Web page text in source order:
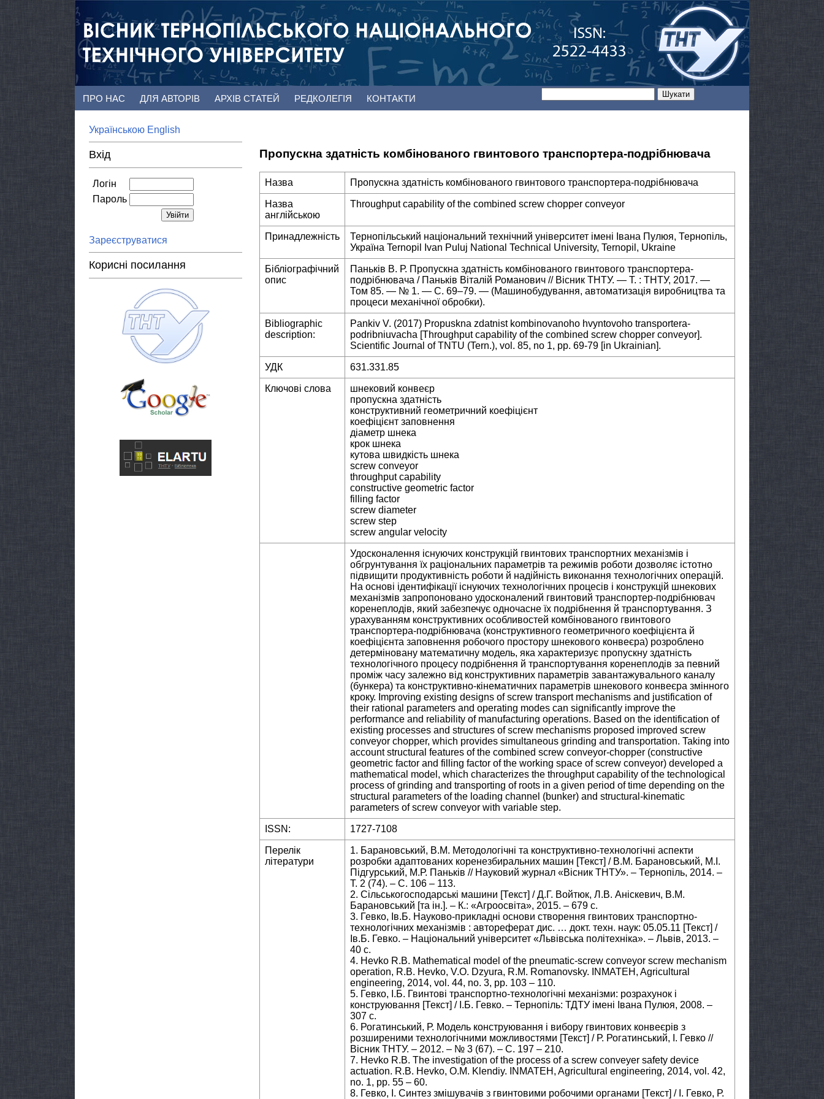
ПРО НАС ДЛЯ АВТОРІВ АРХІВ СТАТЕЙ РЕДКОЛЕГІЯ КОНТАКТИ
Українською English
Вхід
Логін
Пароль
Зареєструватися
Корисні посилання
Пропускна здатність комбінованого гвинтового транспортера-подрібнювача
Назва Пропускна здатність комбінованого гвинтового транспортера-подрібнювача
Назва
англійською
Throughput capability of the combined screw chopper conveyor
Принадлежність
Тернопільський національний технічний університет імені Івана Пулюя, Тернопіль,
Україна Ternopil Ivan Puluj National Technical University, Ternopil, Ukraine
Бібліографічний
опис
Паньків В. Р. Пропускна здатність комбінованого гвинтового транспортера-
подрібнювача / Паньків Віталій Романович // Вісник ТНТУ. — Т. : ТНТУ, 2017. —
Том 85. — № 1. — С. 69–79. — (Машинобудування, автоматизація виробництва та
процеси механічної обробки).
Bibliographic
description:
Pankiv V. (2017) Propuskna zdatnist kombinovanoho hvyntovoho transportera-
podribniuvacha [Throughput capability of the combined screw chopper conveyor].
Scientific Journal of TNTU (Tern.), vol. 85, no 1, pp. 69-79 [in Ukrainian].
УДК 631.331.85
Ключові слова
шнековий конвеєр
пропускна здатність
конструктивний геометричний коефіцієнт
коефіцієнт заповнення
діаметр шнека
крок шнека
кутова швидкість шнека
screw conveyor
throughput capability
constructive geometric factor
filling factor
screw diameter
screw step
screw angular velocity
Удосконалення існуючих конструкцій гвинтових транспортних механізмів і
обгрунтування їх раціональних параметрів та режимів роботи дозволяє істотно
підвищити продуктивність роботи й надійність виконання технологічних операцій.
На основі ідентифікації існуючих технологічних процесів і конструкцій шнекових
механізмів запропоновано удосконалений гвинтовий транспортер-подрібнювач
коренеплодів, який забезпечує одночасне їх подрібнення й транспортування. З
урахуванням конструктивних особливостей комбінованого гвинтового
транспортера-подрібнювача (конструктивного геометричного коефіцієнта й
коефіцієнта заповнення робочого простору шнекового конвеєра) розроблено
детерміновану математичну модель, яка характеризує пропускну здатність
технологічного процесу подрібнення й транспортування коренеплодів за певний
проміж часу залежно від конструктивних параметрів завантажувального каналу
(бункера) та конструктивно-кінематичних параметрів шнекового конвеєра змінного
кроку. Improving existing designs of screw transport mechanisms and justification of
their rational parameters and operating modes can significantly improve the
performance and reliability of manufacturing operations. Based on the identification of
existing processes and structures of screw mechanisms proposed improved screw
conveyor chopper, which provides simultaneous grinding and transportation. Taking into
account structural features of the combined screw conveyor-chopper (constructive
geometric factor and filling factor of the working space of screw conveyor) developed a
mathematical model, which characterizes the throughput capability of the technological
process of grinding and transporting of roots in a given period of time depending on the
structural parameters of the loading channel (bunker) and structural-kinematic
parameters of screw conveyor with variable step.
ISSN: 1727-7108
Перелік
літератури
1. Барановський, В.М. Методологічні та конструктивно-технологічні аспекти
розробки адаптованих коренезбиральних машин [Текст] / В.М. Барановський, М.І.
Підгурський, М.Р. Паньків // Науковий журнал «Вісник ТНТУ». – Тернопіль, 2014. –
Т. 2 (74). – С. 106 – 113.
2. Сільськогосподарські машини [Текст] / Д.Г. Войтюк, Л.В. Аніскевич, В.М.
Барановський [та ін.]. – К.: «Агроосвіта», 2015. – 679 с.
3. Гевко, Ів.Б. Науково-прикладні основи створення гвинтових транспортно-
технологічних механізмів : автореферат дис. … докт. техн. наук: 05.05.11 [Текст] /
Ів.Б. Гевко. – Національний університет «Львівська політехніка». – Львів, 2013. –
40 с.
4. Hevko R.B. Mathematical model of the pneumatic-screw conveyor screw mechanism
operation, R.B. Hevko, V.O. Dzyura, R.M. Romanovsky. INMATEH, Agricultural
engineering, 2014, vol. 44, no. 3, pp. 103 – 110.
5. Гевко, І.Б. Гвинтові транспортно-технологічні механізми: розрахунок і
конструювання [Текст] / І.Б. Гевко. – Тернопіль: ТДТУ імені Івана Пулюя, 2008. –
307 c.
6. Рогатинський, Р. Модель конструювання і вибору гвинтових конвеєрів з
розширеними технологічними можливостями [Текст] / Р. Рогатинський, І. Гевко //
Вісник ТНТУ. – 2012. – № 3 (67). – C. 197 – 210.
7. Hevko R.B. The investigation of the process of a screw conveyer safety device
actuation. R.B. Hevko, O.M. Klendiy. INMATEH, Agricultural engineering, 2014, vol. 42,
no. 1, pp. 55 – 60.
8. Гевко, І. Синтез змішувачів з гвинтовими робочими органами [Текст] / І. Гевко, Р.